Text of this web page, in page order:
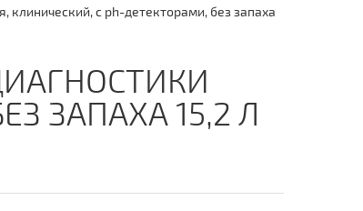
клинический, с ph-детекторами, без запаха
ЗАПАХА 15,2 Л